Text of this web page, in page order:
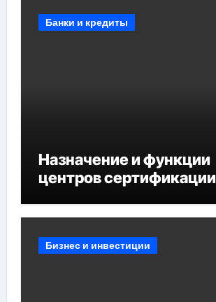
Банки и кредиты
Назначение и функции
центров сертификации
Бизнес и инвестиции